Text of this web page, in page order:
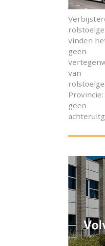
vinden
geen
van
Provincie:
geen